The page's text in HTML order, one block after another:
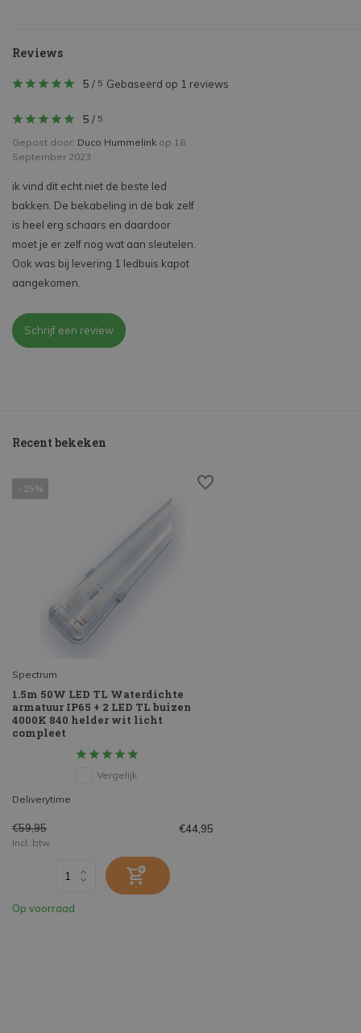
Reviews
5 / 5 Gebaseerd op 1 reviews
5 / 5
Gepost door: Duco Hummelink op 18
September 2023
ik vind dit echt niet de beste led
bakken. De bekabeling in de bak zelf
is heel erg schaars en daardoor
moet je er zelf nog wat aan sleutelen.
Ook was bij levering 1 ledbuis kapot
aangekomen.
Schrijf een review
Recent bekeken
- 25%
Spectrum
1.5m 50W LED TL Waterdichte
armatuur IP65 + 2 LED TL buizen
4000K 840 helder wit licht
compleet
Vergelijk
Deliverytime
€59,95 €44,95
Incl. btw
Op voorraad